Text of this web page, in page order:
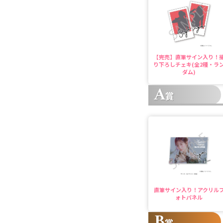
【完売】直筆サイン入り！
り下ろしチェキ(全2種・ラ
ダム)
A賞
直筆サイン入り！アクリル
ォトパネル